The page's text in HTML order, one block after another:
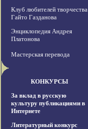
Клуб любителей творчества
Гайто Газданова
Энциклопедия Андрея
Платонова
Мастерская перевода
КОНКУРСЫ
За вклад в русскую
культуру публикациями в
Интернете
Литературный конкурс